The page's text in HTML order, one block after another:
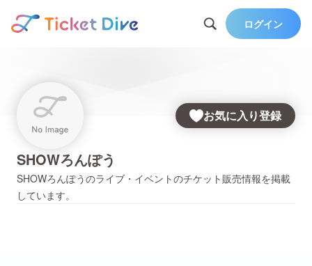
ログイン
お気に入り登録
SHOWろんぽう
SHOWろんぽうのライブ・イベントのチケット販売情報を掲載
しています。